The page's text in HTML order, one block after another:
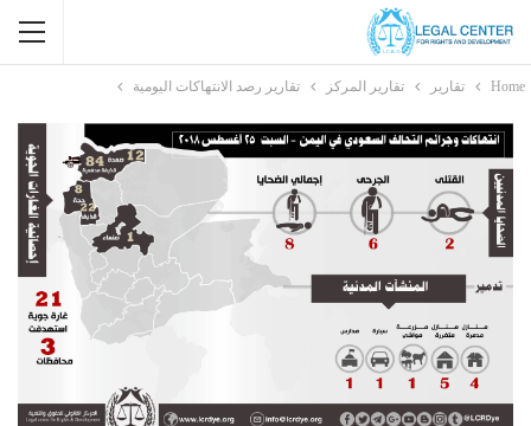
Home تقارير تقارير المركز تقارير رصد الانتهاكات اليومية